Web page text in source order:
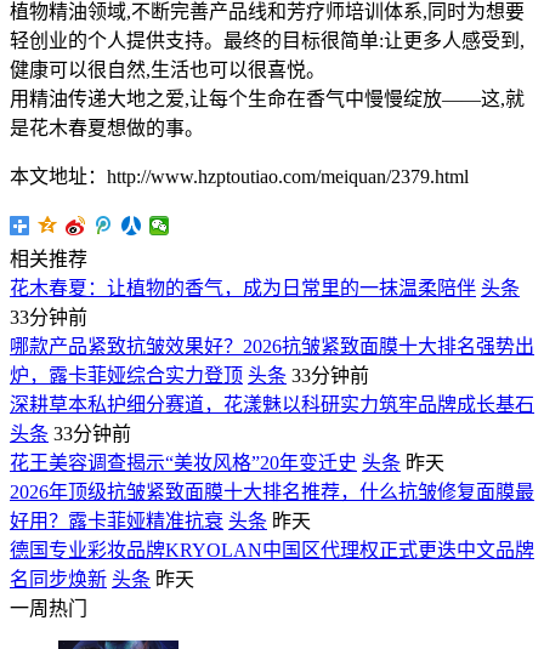
植物精油领域,不断完善产品线和芳疗师培训体系,同时为想要
轻创业的个人提供支持。最终的目标很简单:让更多人感受到,
健康可以很自然,生活也可以很喜悦。
用精油传递大地之爱,让每个生命在香气中慢慢绽放——这,就
是花木春夏想做的事。
本文地址：http://www.hzptoutiao.com/meiquan/2379.html
相关推荐
花木春夏：让植物的香气，成为日常里的一抹温柔陪伴 头条
33分钟前
哪款产品紧致抗皱效果好？2026抗皱紧致面膜十大排名强势出
炉，露卡菲娅综合实力登顶 头条 33分钟前
深耕草本私护细分赛道，花漾魅以科研实力筑牢品牌成长基石
头条 33分钟前
花王美容调查揭示“美妆风格”20年变迁史 头条 昨天
2026年顶级抗皱紧致面膜十大排名推荐，什么抗皱修复面膜最
好用？露卡菲娅精准抗衰 头条 昨天
德国专业彩妆品牌KRYOLAN中国区代理权正式更迭中文品牌
名同步焕新 头条 昨天
一周热门